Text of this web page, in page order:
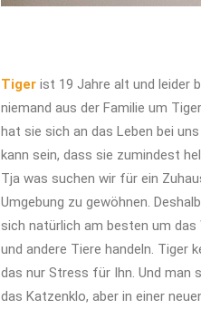
Tiger ist 19 Jahre alt und leider
niemand aus der Familie um
hat sie sich an das Leben bei
kann sein, dass sie zumindest
Tja was suchen wir für ein
Umgebung zu gewöhnen.
sich natürlich am besten um das
und andere Tiere handeln. Tiger
das nur Stress für Ihn. Und man
das Katzenklo, aber in einer